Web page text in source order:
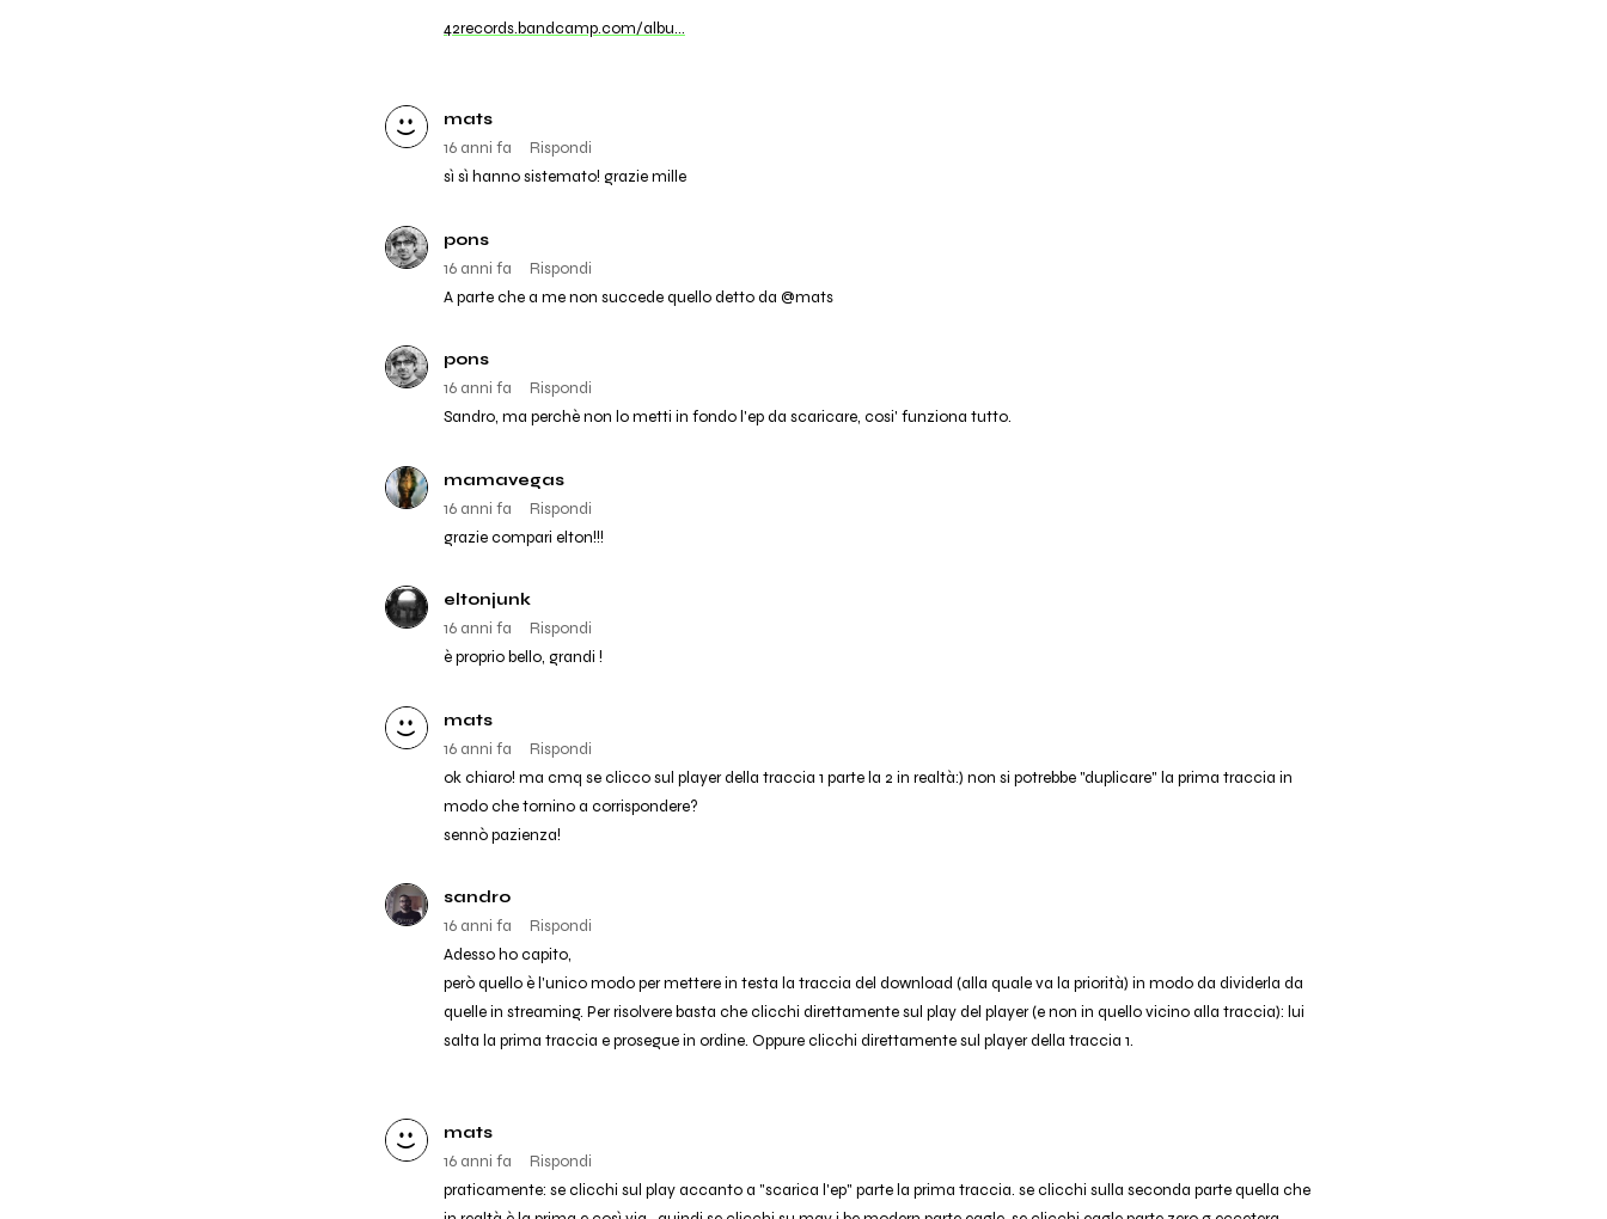
42records.bandcamp.com/albu…
mats
16 anni fa
Rispondi
sì sì hanno sistemato! grazie mille
pons
16 anni fa
Rispondi
A parte che a me non succede quello detto da @mats
pons
16 anni fa
Rispondi
Sandro, ma perchè non lo metti in fondo l'ep da scaricare, cosi' funziona tutto.
mamavegas
16 anni fa
Rispondi
grazie compari elton!!!
eltonjunk
16 anni fa
Rispondi
è proprio bello, grandi !
mats
16 anni fa
Rispondi
ok chiaro! ma cmq se clicco sul player della traccia 1 parte la 2 in realtà:) non si potrebbe "duplicare" la prima traccia in
modo che tornino a corrispondere?
sennò pazienza!
sandro
16 anni fa
Rispondi
Adesso ho capito,
però quello è l'unico modo per mettere in testa la traccia del download (alla quale va la priorità) in modo da dividerla da
quelle in streaming. Per risolvere basta che clicchi direttamente sul play del player (e non in quello vicino alla traccia): lui
salta la prima traccia e prosegue in ordine. Oppure clicchi direttamente sul player della traccia 1.
mats
16 anni fa
Rispondi
praticamente: se clicchi sul play accanto a "scarica l'ep" parte la prima traccia. se clicchi sulla seconda parte quella che